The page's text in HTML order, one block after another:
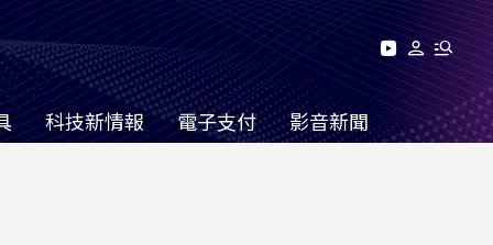
科技新情報 電子支付 影音新聞